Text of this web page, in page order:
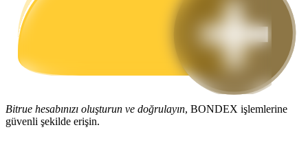
Bitrue hesabınızı oluşturun ve doğrulayın, BONDEX işlemlerine
güvenli şekilde erişin.